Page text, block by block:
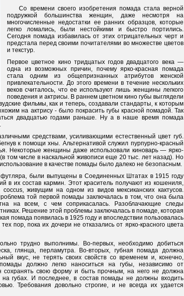
Со времени своего изобретения помада стала верной
подружкой большинства женщин, даже несмотря на
многочисленные недостатки ее ранних образцов, которые
легко ломались, были нестойкими и быстро портились.
Сегодня помада избавилась от этих отрицательных черт и
предстала перед своими почитателями во множестве цветов
и текстур.
Первое цветное кино тридцатых годов двадцатого века —
одна из возможных причин, почему ярко-красная помада
стала одним из общепризнанных атрибутов женской
привлекательности. До этого времени в течение нескольких
веков считалось, что ее используют лишь женщины легкого
поведения и актрисы. В раннем цветном кино губы выглядели
фильмы, как и теперь, создавали стандарты, к которым
на актрису - было покрасить губы красной помадой. Так
двадцатью годами раньше. Ну а в наше время помада
средствами, усиливающими естественный цвет губ.
к помощи хны. Альтернативой служил пурпурно-красный
Некоторые женщины даже использовали киноварь — ярко-
том числе в наскальной живописи еще 20 тыс. лет назад). Но
в качестве помады было далеко не безопасным.
были выпущены в Соединенных Штатах в 1915 году
в их состав кармин. Этот краситель получают из кошениля,
живущим на одном из видов мексиканских кактусов.
той первой помады заключалась в том, что она была
на всем, с чем соприкасалась. Разоблачающие следы
Решение этой проблемы заключалась в помаде, которая
помада появилась в 1925 году и впоследствии пользовалась
пор, пока их дочери не отказались от ярко-красного цвета
трудно выполнимы. Во-первых, необходимо добиться
глянца, перламутра. Во-вторых, губная помада должна
вкус, не терять своих свойств со временем и, конечно,
должно легко наноситься на губы, независимо от
сохранять свою форму и быть прочным, на него не должна
губах. И последнее, в состав помады не должны входить
Требования довольно строгие, и не всегда их удается